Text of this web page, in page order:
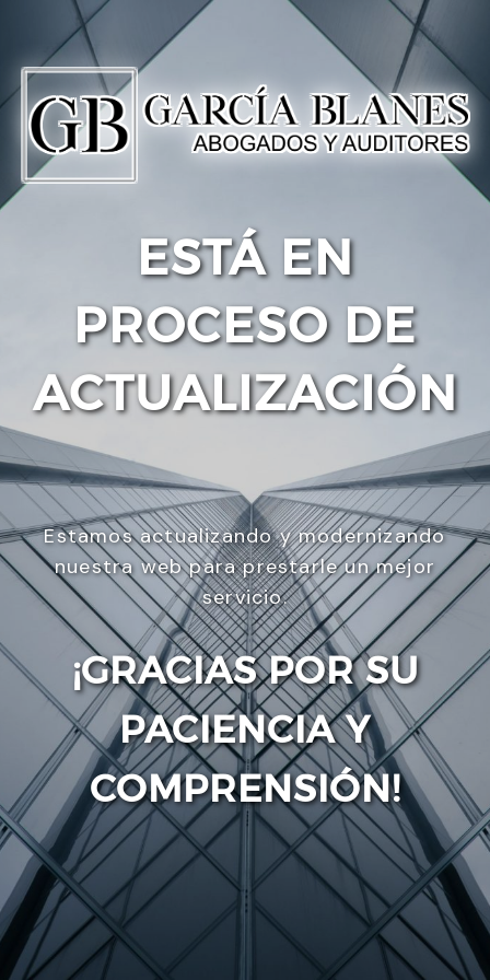
ESTÁ EN
PROCESO DE
ACTUALIZACIÓN
Estamos actualizando y modernizando
nuestra web para prestarle un mejor
servicio.
¡GRACIAS POR SU
PACIENCIA Y
COMPRENSIÓN!
Utilizamos cookies para ofrecerte la mejor
experiencia en nuestra web.
Puedes aprender más sobre qué cookies utilizamos
o desactivarlas en los
ajustes
Aceptar
Enviar